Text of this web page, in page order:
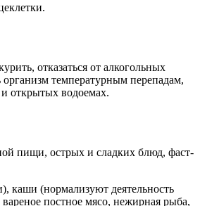
отказаться от алкогольных
температурным перепадам,
открытых водоемах.
пищи, острых и сладких блюд, фаст-
каши (нормализуют деятельность
постное мясо, нежирная рыба,